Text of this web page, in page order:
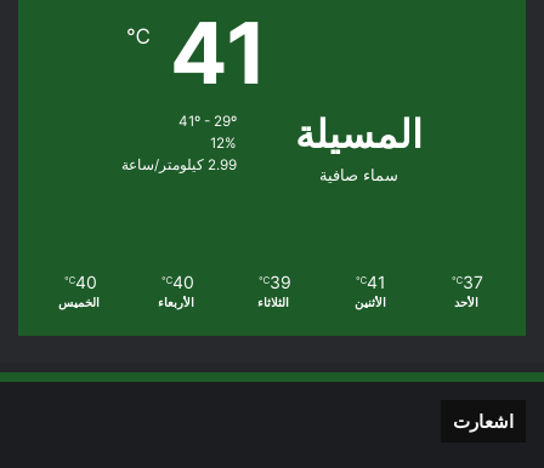
المسيلة
سماء صافية
41
℃
12%
2.99 كيلومتر/ساعة
37
℃
الأحد
41
℃
الأثنين
39
℃
الثلاثاء
40
℃
الأربعاء
40
℃
الخميس
اشعارت